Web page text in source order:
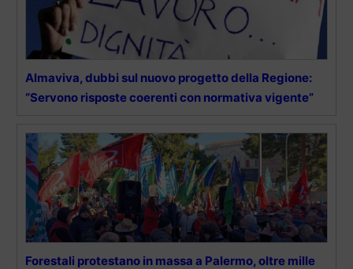
Almaviva, dubbi sul nuovo progetto della Regione:
“Servono risposte coerenti con normativa vigente”
Forestali protestano in massa a Palermo, oltre mille